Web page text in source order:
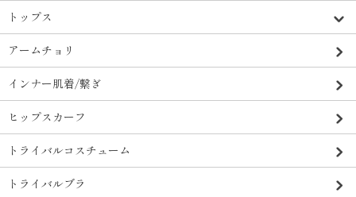
トップス
アームチョリ
インナー肌着/繋ぎ
ヒップスカーフ
トライバルコスチューム
トライバルブラ